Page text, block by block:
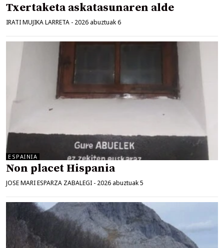
Txertaketa askatasunaren alde
IRATI MUJIKA LARRETA - 2026 abuztuak 6
ESPAINIA
Non placet Hispania
JOSE MARI ESPARZA ZABALEGI - 2026 abuztuak 5